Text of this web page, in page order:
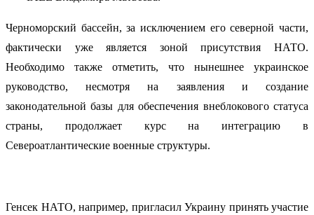
Черноморский бассейн, за исключением его северной части,
фактически уже является зоной присутствия НАТО.
Необходимо также отметить, что нынешнее украинское
руководство, несмотря на заявления и создание
законодательной базы для обеспечения внеблокового статуса
страны, продолжает курс на интеграцию в
Североатлантические военные структуры.
Генсек НАТО, например, пригласил Украину принять участие